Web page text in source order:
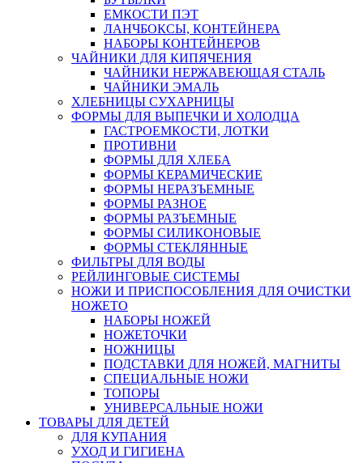
ЕМКОСТИ ПЭТ
ЛАНЧБОКСЫ, КОНТЕЙНЕРА
НАБОРЫ КОНТЕЙНЕРОВ
ЧАЙНИКИ ДЛЯ КИПЯЧЕНИЯ
ЧАЙНИКИ НЕРЖАВЕЮЩАЯ СТАЛЬ
ЧАЙНИКИ ЭМАЛЬ
ХЛЕБНИЦЫ СУХАРНИЦЫ
ФОРМЫ ДЛЯ ВЫПЕЧКИ И ХОЛОДЦА
ГАСТРОЕМКОСТИ, ЛОТКИ
ПРОТИВНИ
ФОРМЫ ДЛЯ ХЛЕБА
ФОРМЫ КЕРАМИЧЕСКИЕ
ФОРМЫ НЕРАЗЪЕМНЫЕ
ФОРМЫ РАЗНОЕ
ФОРМЫ РАЗЪЕМНЫЕ
ФОРМЫ СИЛИКОНОВЫЕ
ФОРМЫ СТЕКЛЯННЫЕ
ФИЛЬТРЫ ДЛЯ ВОДЫ
РЕЙЛИНГОВЫЕ СИСТЕМЫ
НОЖИ И ПРИСПОСОБЛЕНИЯ ДЛЯ ОЧИСТКИ
НОЖЕТО
НАБОРЫ НОЖЕЙ
НОЖЕТОЧКИ
НОЖНИЦЫ
ПОДСТАВКИ ДЛЯ НОЖЕЙ, МАГНИТЫ
СПЕЦИАЛЬНЫЕ НОЖИ
ТОПОРЫ
УНИВЕРСАЛЬНЫЕ НОЖИ
ТОВАРЫ ДЛЯ ДЕТЕЙ
ДЛЯ КУПАНИЯ
УХОД И ГИГИЕНА